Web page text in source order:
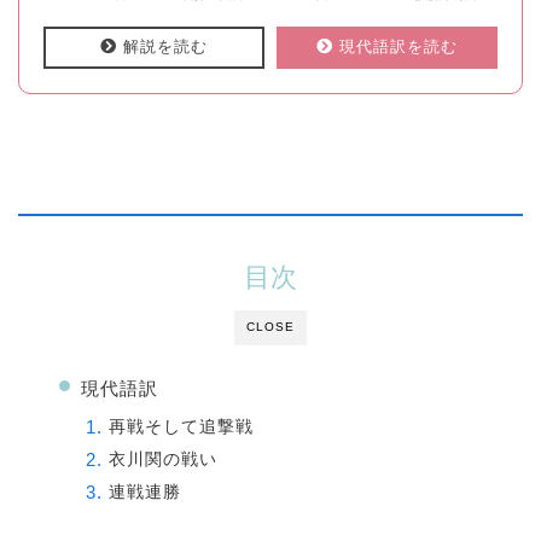
解説を読む 現代語訳を読む
CLOSE
目次
現代語訳
再戦そして追撃戦
衣川関の戦い
連戦連勝